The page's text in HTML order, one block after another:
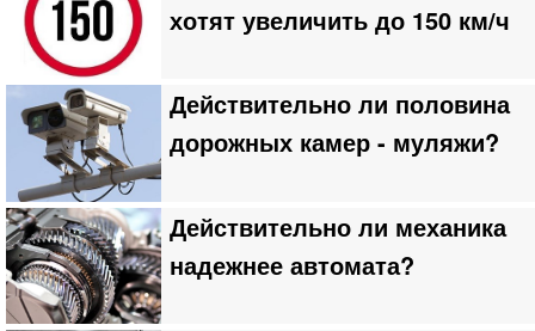
хотят увеличить до 150 км/ч
Действительно ли половина
дорожных камер - муляжи?
Действительно ли механика
надежнее автомата?